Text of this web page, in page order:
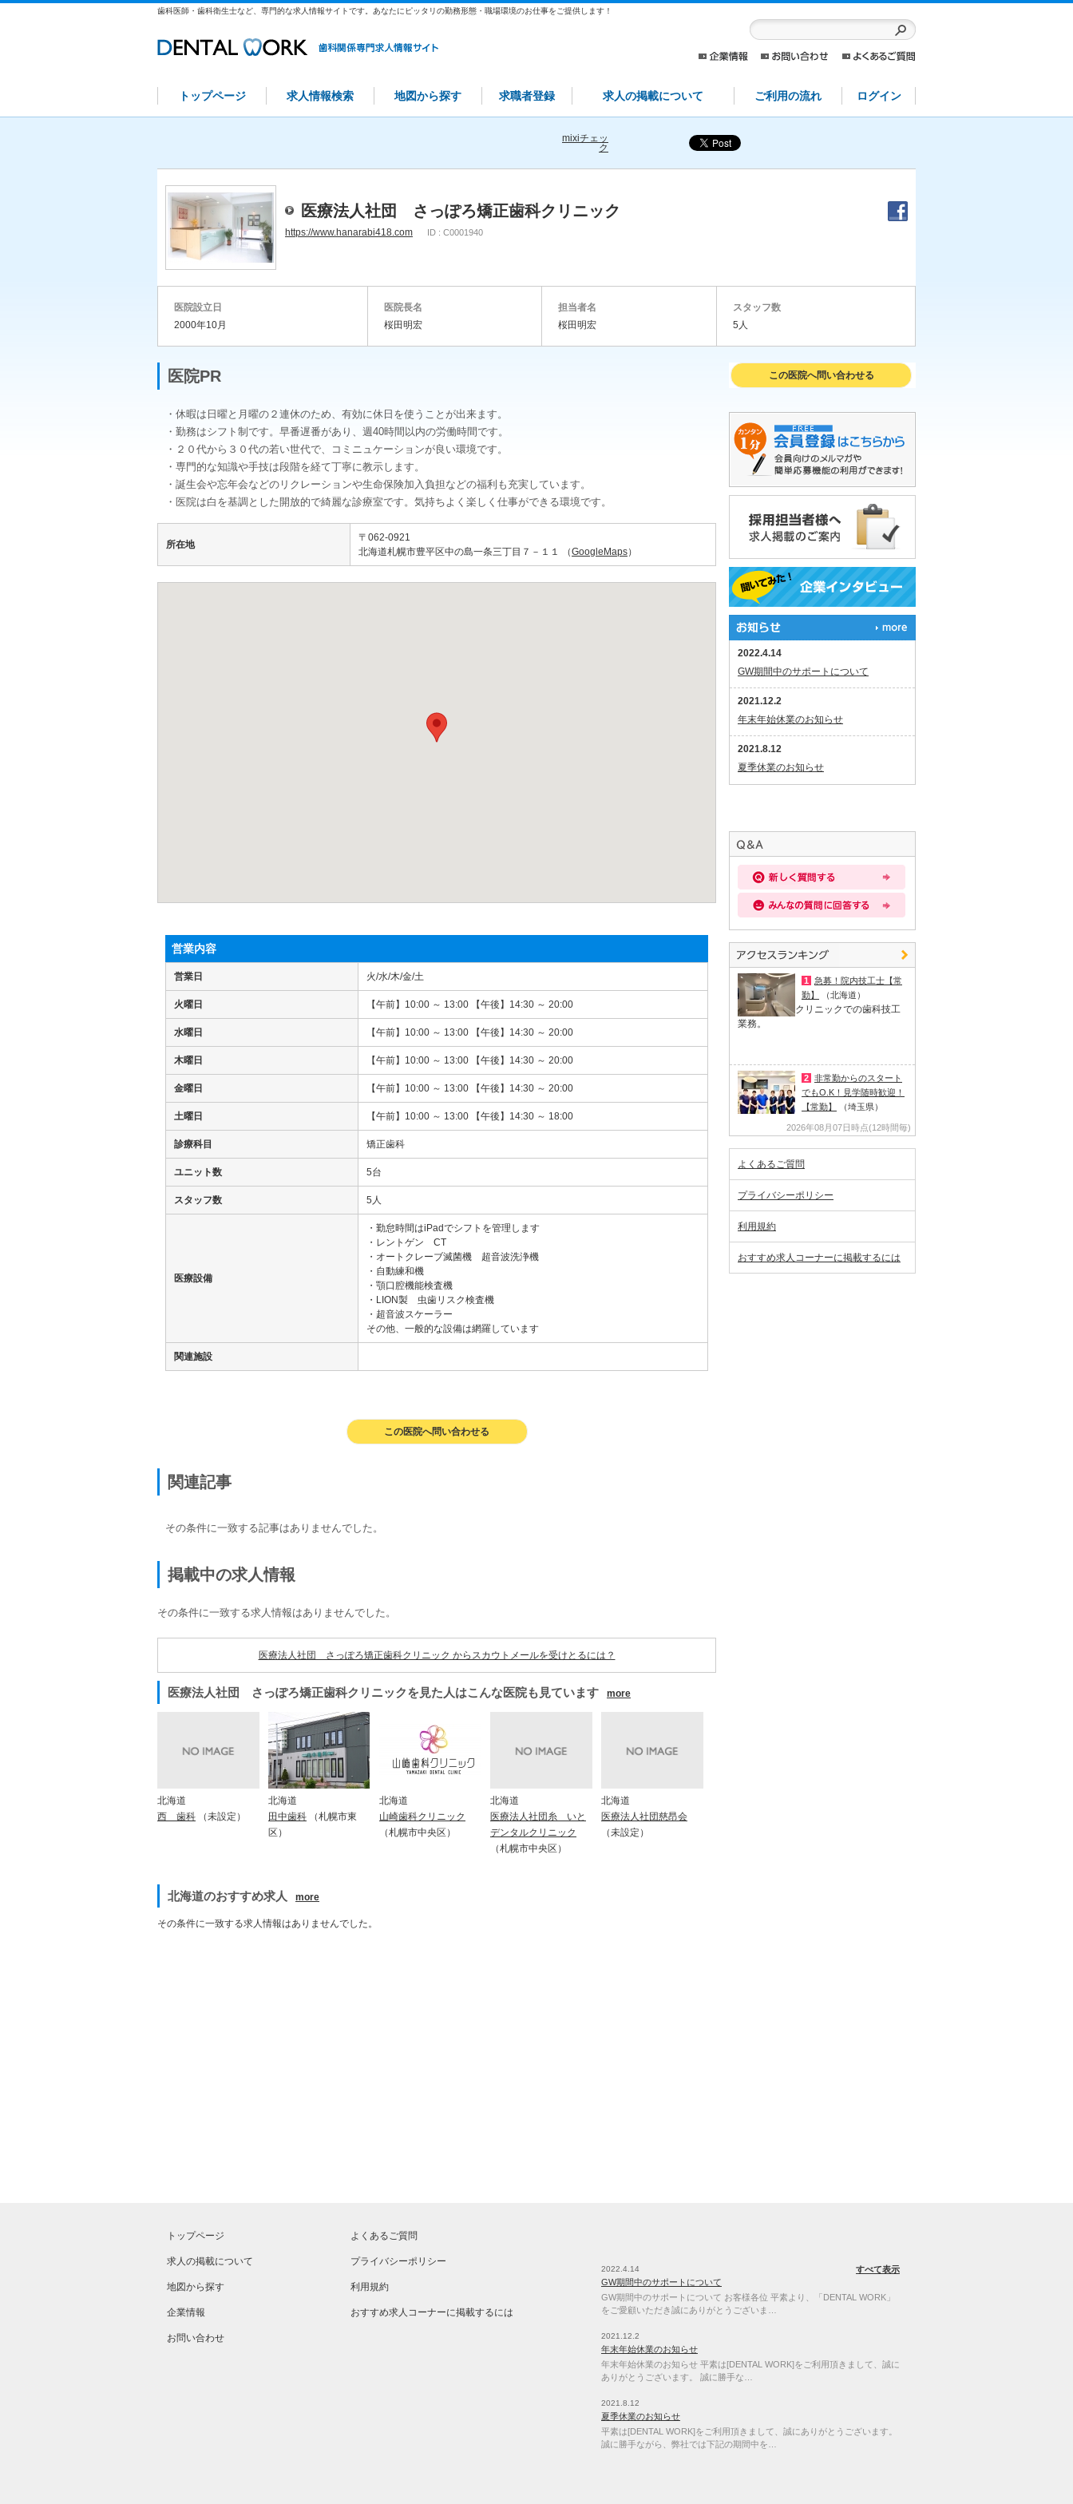
歯科医師・歯科衛生士など、専門的な求人情報サイトです。あなたにピッタリの勤務形態・職場環境のお仕事をご提供します！
トップページ 求人情報検索 地図から探す 求職者登録 求人の掲載について ご利用の流れ ログイン
mixiチェッ
ク
医療法人社団 さっぽろ矯正歯科クリニック
https://www.hanarabi418.com ID : C0001940
医院設立日 医院長名 担当者名
スタッフ数
2000年10月
桜田明宏 桜田明宏 5人
医院PR
・休暇は日曜と月曜の２連休のため、有効に休日を使うことが出来ます。
・勤務はシフト制です。早番遅番があり、週40時間以内の労働時間です。
・２０代から３０代の若い世代で、コミニュケーションが良い環境です。
・専門的な知識や手技は段階を経て丁寧に教示します。
・誕生会や忘年会などのリクレーションや生命保険加入負担などの福利も充実しています。
・医院は白を基調とした開放的で綺麗な診療室です。気持ちよく楽しく仕事ができる環境です。
所在地
〒062-0921
北海道札幌市豊平区中の島一条三丁目７－１１ （GoogleMaps）
営業内容
営業日 火/水/木/金/土
火曜日 【午前】10:00 ～ 13:00 【午後】14:30 ～ 20:00
水曜日 【午前】10:00 ～ 13:00 【午後】14:30 ～ 20:00
木曜日 【午前】10:00 ～ 13:00 【午後】14:30 ～ 20:00
金曜日 【午前】10:00 ～ 13:00 【午後】14:30 ～ 20:00
土曜日 【午前】10:00 ～ 13:00 【午後】14:30 ～ 18:00
診療科目 矯正歯科
ユニット数 5台
スタッフ数 5人
医療設備
・勤怠時間はiPadでシフトを管理します
・レントゲン CT
・オートクレーブ滅菌機 超音波洗浄機
・自動練和機
・顎口腔機能検査機
・LION製 虫歯リスク検査機
・超音波スケーラー
その他、一般的な設備は網羅しています
関連施設
この医院へ問い合わせる
関連記事
その条件に一致する記事はありませんでした。
掲載中の求人情報
その条件に一致する求人情報はありませんでした。
医療法人社団 さっぽろ矯正歯科クリニック からスカウトメールを受けとるには？
医療法人社団 さっぽろ矯正歯科クリニックを見た人はこんな医院も見ています more
北海道
西 歯科
（未設定）
北海道
田中歯科
（札幌市東
区）
北海道
山崎歯科クリニック
（札幌市中央区）
北海道
医療法人社団糸 いと
デンタルクリニック
（札幌市中央区）
北海道
医療法人社団慈昂会
（未設定）
北海道のおすすめ求人 more
その条件に一致する求人情報はありませんでした。
この医院へ問い合わせる
2022.4.14
GW期間中のサポートについて
2021.12.2
年末年始休業のお知らせ
2021.8.12
夏季休業のお知らせ
1
急募！院内技工士【常
勤】
（北海道）
クリニックでの歯科技工
業務。
2 非常勤からのスタート
でもO.K！見学随時歓迎！
【常勤】
（埼玉県）
2026年08月07日時点(12時間毎)
よくあるご質問
プライバシーポリシー
利用規約
おすすめ求人コーナーに掲載するには
トップページ
求人の掲載について
地図から探す
企業情報
お問い合わせ
よくあるご質問
プライバシーポリシー
利用規約
おすすめ求人コーナーに掲載するには
すべて表示
2022.4.14
GW期間中のサポートについて
GW期間中のサポートについて お客様各位 平素より、「DENTAL WORK」
をご愛顧いただき誠にありがとうございま…
2021.12.2
年末年始休業のお知らせ
年末年始休業のお知らせ 平素は[DENTAL WORK]をご利用頂きまして、誠に
ありがとうございます。 誠に勝手な…
2021.8.12
夏季休業のお知らせ
平素は[DENTAL WORK]をご利用頂きまして、誠にありがとうございます。
誠に勝手ながら、弊社では下記の期間中を…